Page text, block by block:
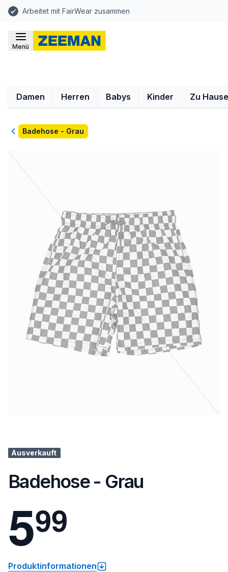
Arbeitet mit FairWear zusammen
Menü
Damen Herren Babys Kinder Zu Hause
ZurückBadehose - Grau
Ausverkauft
Badehose - Grau
599
Produktinformationen